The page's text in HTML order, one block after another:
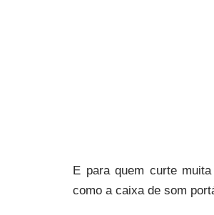
E para quem curte
como a caixa de som